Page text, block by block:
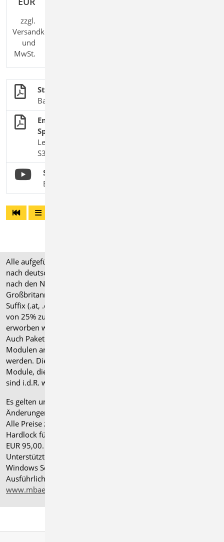
zzgl.
Versandkosten
und
MwSt.
Stahlbetonbau
BauStatik-Module nach DIN EN 1992-1-1
Endverankerung von Stahlbetonbalken und
Spannbettbindern
Leistungsbeschreibung des BauStatik-Moduls
S388.de Stahlbeton-Endverankerung
S388.de Stahlbeton-Endverankerung
BauStatik 2019
Alle aufgeführten Preise verstehen sich für Module/Pakete
nach deutschen Normgrundlagen (".de"). Module, die auch
nach den Normen für Österreich, Schweiz, Italien und
Großbritannien verfügbar sind, tragen ein entsprechendes
Suffix (.at, .ch, .it bzw. .uk) und können gegen einen Aufpreis
von 25% zusammen mit dem jeweiligen ".de"-Modul
erworben werden.
Auch Pakete können gegen einen Aufpreis von 25% mit
Modulen anderer Normen (.at, .ch, .it bzw. .uk) erweitert
werden. Die Paketerweiterung umfasst alle entsprechenden
Module, die zum Zeitpunkt des Kaufs verfügbar sind. Das
sind i.d.R. weniger Module als nach deutscher Norm.
Es gelten unsere
Änderungen und Irrtümer vorbehalten.
Alle Preise zzgl. Versandkosten und gesetzlicher MwSt.
Hardlock für Einzelplatzlizenz, je Arbeitsplatz erforderlich
EUR 95,00. Folgelizenz-/Netzwerkbedingungen auf Anfrage.
Unterstützte Betriebssysteme: Windows
Windows Server 2025 mit Windows Terminal Server.
Ausführliche Informationen auf
www.mbaec.de/service/systemvoraussetzungen